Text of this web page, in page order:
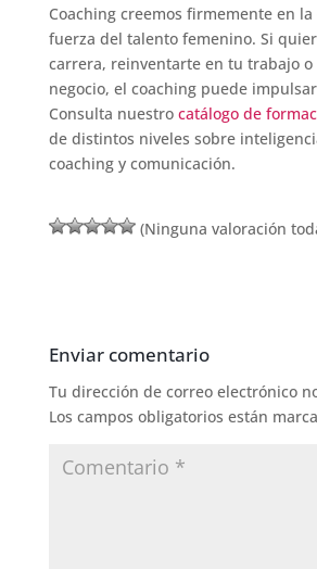
Coaching creemos firmemente en
fuerza del talento femenino. Si
carrera, reinventarte en tu trabajo
negocio, el coaching puede
Consulta nuestro catálogo de
de distintos niveles sobre
coaching y comunicación.
(Ninguna valoración
Enviar comentario
Tu dirección de correo electrónico
Los campos obligatorios están